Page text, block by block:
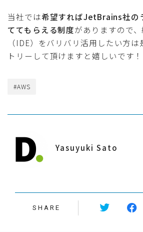
当社では希望すればJetBrains社の
ててもらえる制度がありますので
（IDE）をバリバリ活用したい方
トリーして頂けますと嬉しいです！
#AWS
Yasuyuki Sato
SHARE